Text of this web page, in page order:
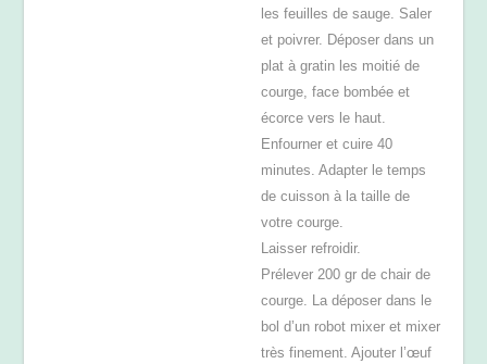
les feuilles de sauge. Saler
et poivrer. Déposer dans un
plat à gratin les moitié de
courge, face bombée et
écorce vers le haut.
Enfourner et cuire 40
minutes. Adapter le temps
de cuisson à la taille de
votre courge.
Laisser refroidir.
Prélever 200 gr de chair de
courge. La déposer dans le
bol d’un robot mixer et mixer
très finement. Ajouter l’œuf